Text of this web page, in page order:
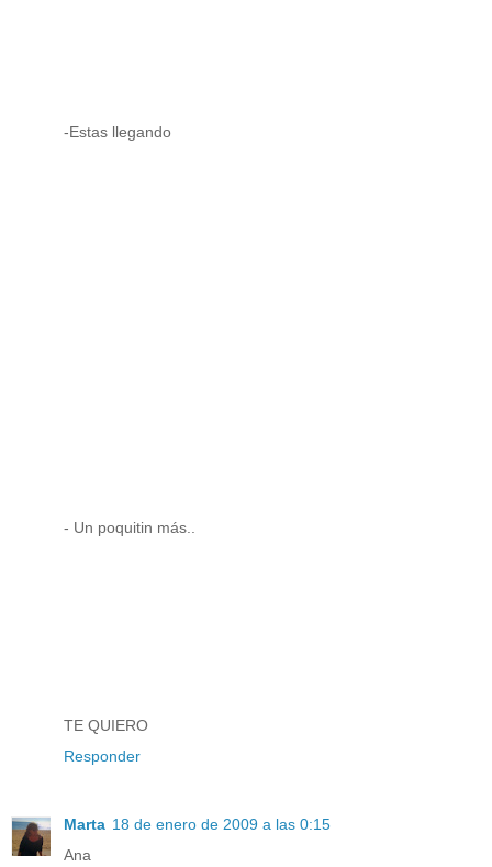
-Estas llegando
- Un poquitin más..
TE QUIERO
Responder
Marta 18 de enero de 2009 a las 0:15
Ana